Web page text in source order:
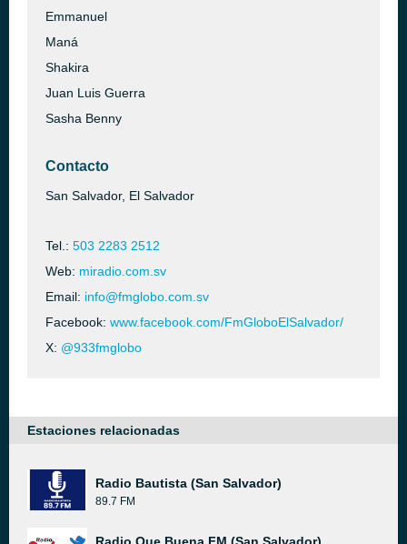
Emmanuel
Maná
Shakira
Juan Luis Guerra
Sasha Benny
Contacto
San Salvador, El Salvador
Tel.: 503 2283 2512
Web: miradio.com.sv
Email: info@fmglobo.com.sv
Facebook: www.facebook.com/FmGloboElSalvador/
X: @933fmglobo
Estaciones relacionadas
Radio Bautista (San Salvador)
89.7 FM